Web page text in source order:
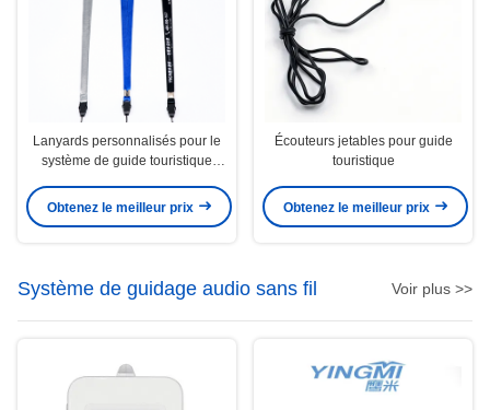
Lanyards personnalisés pour le
système de guide touristique
Obtenez le meilleur prix
Écouteurs jetables pour guide
touristique
Obtenez le meilleur prix
Système de guidage audio sans fil Voir plus >>